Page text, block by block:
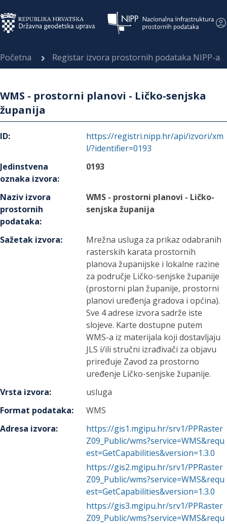
Početna Registar izvora prostornih podataka NIPP-a
WMS - prostorni planovi - Ličko-senjska
županija
ID:
https://registri.nipp.hr/api/izvori/xm
l/?identifier=0193
Jedinstvena
oznaka izvora:
0193
Naziv izvora
prostornih
podataka:
WMS - prostorni planovi - Ličko-
senjska županija
Sažetak izvora:
Mrežna usluga za prikaz odabranih
rasterskih karata prostornih
planova županijske i lokalne razine
za područje Ličko-senjske županije
(prostorni plan županije, prostorni
planovi uređenja gradova i općina).
Sve 4 adrese izvora sadrže iste
slojeve. Karte dostupne putem
WMS-a iz materijala koji dostavljaju
JLS i/ili stručni izrađivači za objavu
priređuje Zavod za prostorno
uređenje Ličko-senjske županije.
Vrsta izvora:
usluga
Format podataka:
WMS
Adresa izvora:
https://gis1.mgipu.hr/srv1/PPRaster
Z09_Public/wms?service=WMS&requ
est=GetCapabilities&version=1.3.0
https://gis2.mgipu.hr/srv1/PPRaster
Z09_Public/wms?service=WMS&requ
est=GetCapabilities&version=1.3.0
https://gis3.mgipu.hr/srv1/PPRaster
Z09_Public/wms?service=WMS&requ